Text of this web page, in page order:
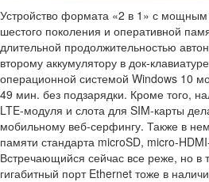
Устройство формата «2 в 1» с
шестого поколения и оперативной
длительной продолжительностью
второму аккумулятору в док-
операционной системой Windows 10
49 мин. без подзарядки. Кроме того,
LTE-модуля и слота для SIM-карты
мобильному веб-серфингу. Также в
памяти стандарта microSD, micro-
Встречающийся сейчас все реже, но в
гигабитный порт Ethernet тоже в